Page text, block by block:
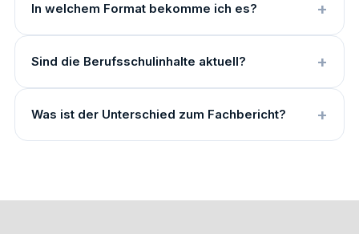
In welchem Format bekomme ich es?
Sind die Berufsschulinhalte aktuell?
Was ist der Unterschied zum Fachbericht?